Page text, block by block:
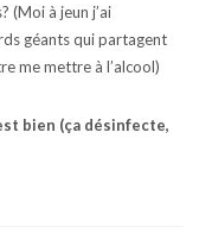
(Moi à jeun j’ai
géants qui partagent
me mettre à l’alcool)
bien (ça désinfecte,